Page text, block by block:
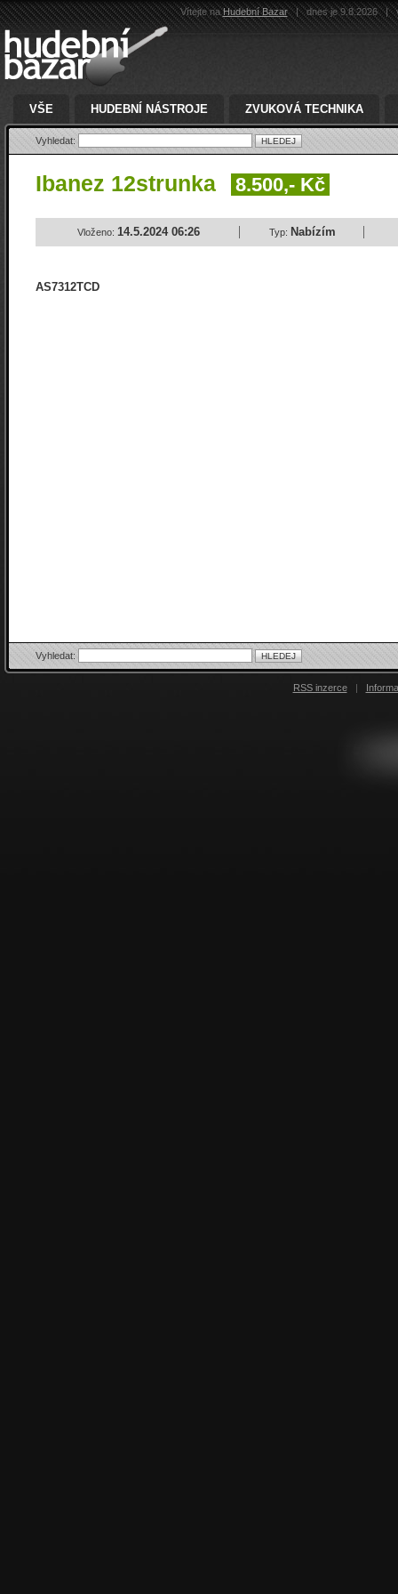
Vítejte naHudební Bazar | dnes je 9.8.2026 |
VŠE HUDEBNÍ NÁSTROJE ZVUKOVÁ TECHNIKA
Vyhledat:
Ibanez 12strunka 8.500,- Kč
Vloženo: 14.5.2024 06:26 Typ: Nabízím
AS7312TCD
Vyhledat:
RSS inzerce |